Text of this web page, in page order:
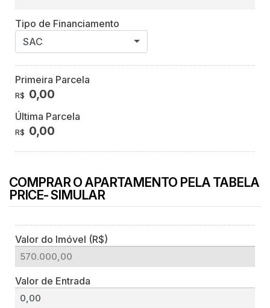
Tipo de Financiamento
SAC
Primeira Parcela
R$ 0,00
Última Parcela
R$ 0,00
COMPRAR O APARTAMENTO PELA TABELA
PRICE- SIMULAR
Valor do Imóvel (R$)
Valor de Entrada